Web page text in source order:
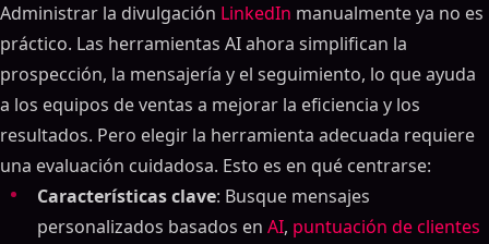
Administrar la divulgación LinkedIn manualmente ya no es
práctico. Las herramientas AI ahora simplifican la
prospección, la mensajería y el seguimiento, lo que ayuda
a los equipos de ventas a mejorar la eficiencia y los
resultados. Pero elegir la herramienta adecuada requiere
una evaluación cuidadosa. Esto es en qué centrarse:
Características clave: Busque mensajes
personalizados basados en AI, puntuación de clientes